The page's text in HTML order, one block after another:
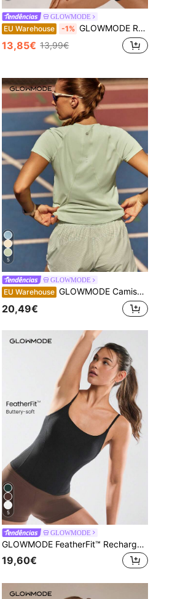
GLOWMODE
EU Warehouse -1% GLOWMODE Regata de corrida Sunny Sprints, corte regular, comprimento na cintura, proteção solar, sem costuras e com laterais torcidas. Ideal para corrida, treino, academia e atividades físicas.
13,85€ 13,99€
5
GLOWMODE
EU Warehouse GLOWMODE Camiseta Chase Your Pace, ultraleve, de secagem rápida, com bainha curva, comprimento na cintura e detalhes refletivos. Modelagem regular. Gola redonda. Ideal para corrida, treino, tênis e atividades diárias.
20,49€
5
GLOWMODE
GLOWMODE FeatherFit™ Recharge Slim Fit Decote Baixo Alças Ajustáveis Copos Removíveis Comprimento até à Cintura Top Desportivo Yoga Pilates Primavera
19,60€